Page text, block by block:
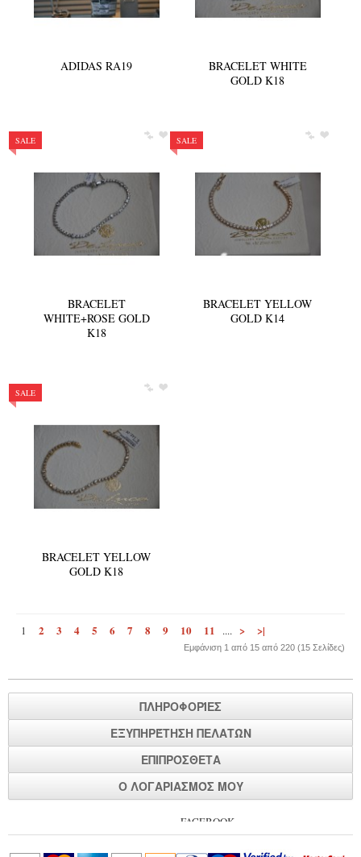
ADIDAS RA19
BRACELET WHITE
GOLD K18
SALE
BRACELET
WHITE+ROSE GOLD
K18
SALE
BRACELET YELLOW
GOLD K14
SALE
BRACELET YELLOW
GOLD K18
1 2 3 4 5 6 7 8 9 10 11 .... > >|
Εμφάνιση 1 από 15 από 220 (15 Σελίδες)
ΠΛΗΡΟΦΟΡΊΕΣ
ΕΞΥΠΗΡΈΤΗΣΗ ΠΕΛΑΤΏΝ
ΕΠΙΠΡΌΣΘΕΤΑ
Ο ΛΟΓΑΡΙΑΣΜΌΣ ΜΟΥ
FACEBOOK